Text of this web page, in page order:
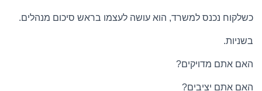
כשלקוח נכנס למשרד, הוא עושה לעצמו בראש סיכום מנהלים.
בשניות.
האם אתם מדויקים?
האם אתם יציבים?